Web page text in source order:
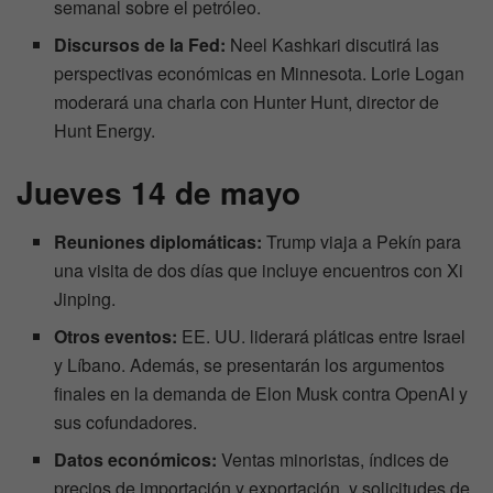
semanal sobre el petróleo.
Discursos de la Fed: Neel Kashkari discutirá las
perspectivas económicas en Minnesota. Lorie Logan
moderará una charla con Hunter Hunt, director de
Hunt Energy.
Jueves 14 de mayo
Reuniones diplomáticas: Trump viaja a Pekín para
una visita de dos días que incluye encuentros con Xi
Jinping.
Otros eventos: EE. UU. liderará pláticas entre Israel
y Líbano. Además, se presentarán los argumentos
finales en la demanda de Elon Musk contra OpenAI y
sus cofundadores.
Datos económicos: Ventas minoristas, índices de